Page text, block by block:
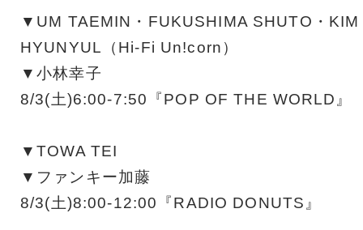
▼UM TAEMIN・FUKUSHIMA SHUTO・KIM
HYUNYUL（Hi-Fi Un!corn）
▼小林幸子
8/3(土)6:00-7:50『POP OF THE WORLD』
▼TOWA TEI
▼ファンキー加藤
8/3(土)8:00-12:00『RADIO DONUTS』